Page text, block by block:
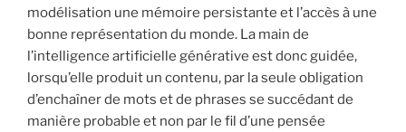
modélisation une mémoire persistante et l’accès à une
bonne représentation du monde. La main de
l’intelligence artificielle générative est donc guidée,
lorsqu’elle produit un contenu, par la seule obligation
d’enchaîner de mots et de phrases se succédant de
manière probable et non par le fil d’une pensée